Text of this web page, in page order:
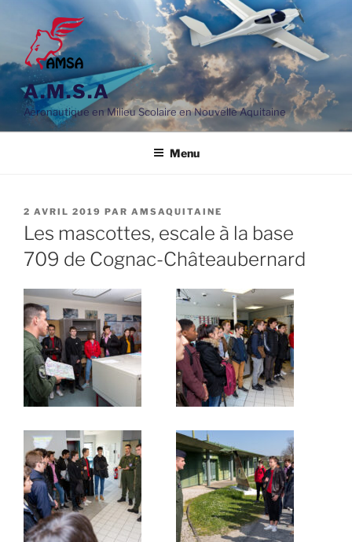
contenu
principal
A.M.S.A
Aéronautique en Milieu Scolaire en Nouvelle Aquitaine
Menu
PUBLIÉ
LE
2 AVRIL 2019 PAR AMSAQUITAINE
Les mascottes, escale à la base
709 de Cognac-Châteaubernard